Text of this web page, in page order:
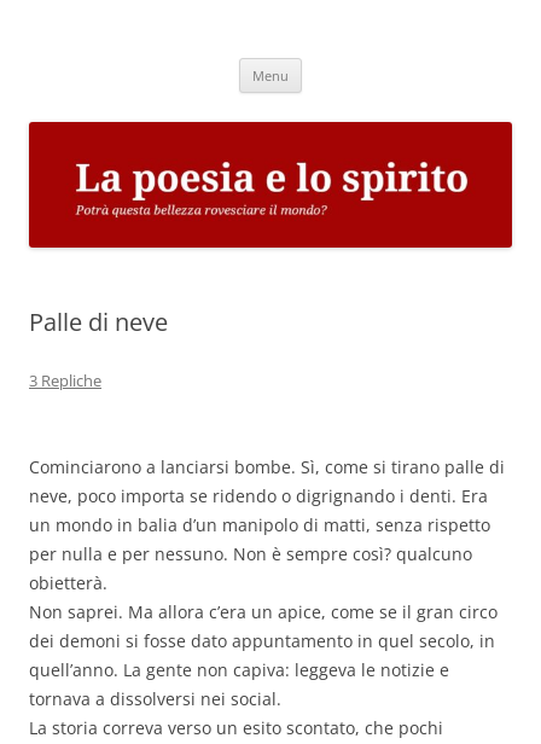
Menu
Palle di neve
3 Repliche
Cominciarono a lanciarsi bombe. Sì, come si tirano palle di
neve, poco importa se ridendo o digrignando i denti. Era
un mondo in balia d’un manipolo di matti, senza rispetto
per nulla e per nessuno. Non è sempre così? qualcuno
obietterà.
Non saprei. Ma allora c’era un apice, come se il gran circo
dei demoni si fosse dato appuntamento in quel secolo, in
quell’anno. La gente non capiva: leggeva le notizie e
tornava a dissolversi nei social.
La storia correva verso un esito scontato, che pochi